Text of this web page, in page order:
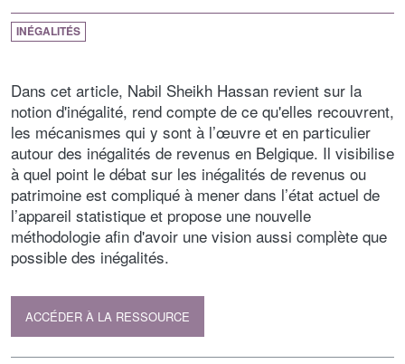
INÉGALITÉS
Dans cet article, Nabil Sheikh Hassan revient sur la
notion d'inégalité, rend compte de ce qu'elles recouvrent,
les mécanismes qui y sont à l’œuvre et en particulier
autour des inégalités de revenus en Belgique. Il visibilise
à quel point le débat sur les inégalités de revenus ou
patrimoine est compliqué à mener dans l’état actuel de
l’appareil statistique et propose une nouvelle
méthodologie afin d'avoir une vision aussi complète que
possible des inégalités.
ACCÉDER À LA RESSOURCE